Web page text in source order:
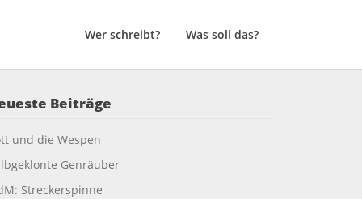
Wer schreibt? Was soll das?
Beiträge
und die Wespen
Genräuber
Streckerspinne